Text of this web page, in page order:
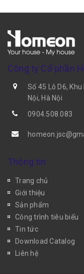
Công ty Cổ phần
Số 45 Lô D6,
Nội, Hà Nội
0904.508.083
Thông tin
Trang chủ
Giới thiệu
Sản phẩm
Công trình tiêu biểu
Tin tức
Download Catalog
Liên hệ